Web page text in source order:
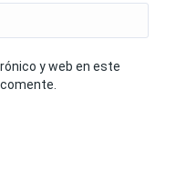
y web en este